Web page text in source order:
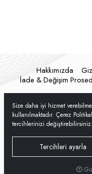
Hakkımızda
İade & Değişim
Size daha iyi hizmet
kullanılmaktadır. Çerez
tercihlerinizi değiştirebilirsiniz.
Tercihleri ayarla